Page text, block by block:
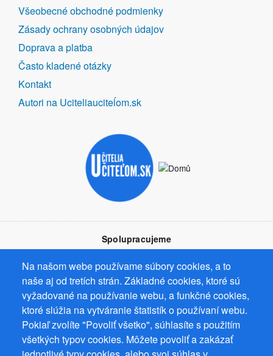
Na našom webe používame súbory cookies, a to
naše aj od tretích strán. Základné cookies, ktoré sú
vyžadované na používanie webu, a funkčné cookies,
ktoré slúžia na vytváranie štatistík o používaní webu.
Pokiaľ zvolíte "Povoliť všetko", súhlasíte s použitím
všetkých typov cookies. Môžete povoliť a zakázať
DALŠÍ
ODKAZY
Všeobecné obchodné podmienky
Zásady ochrany osobných údajov
Doprava a platba
Často kladené otázky
Kontakt
Autori na Uciteliauciteĺom.sk
Spolupracujeme
Prevádzkovateľ: Mgr. Bc. Žaneta Radimecká, MBA, Ostrov 256, 561
22 Ostrov, IČ 08993033, DIČ CZ9161263958
© 2026
PuzzleWebs s.r.o.